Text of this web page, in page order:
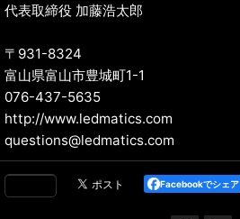
代表取締役 加藤浩太郎
〒931-8324
富山県富山市豊城町1-1
076-437-5635
http://www.ledmatics.com
questions@ledmatics.com
Facebookでシェア